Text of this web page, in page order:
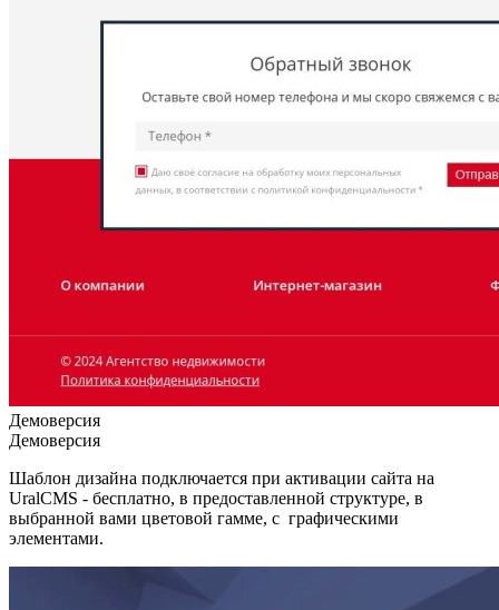
Демоверсия
Демоверсия
Шаблон дизайна подключается при активации сайта на
UralCMS - бесплатно, в предоставленной структуре, в
выбранной вами цветовой гамме, с графическими
элементами.